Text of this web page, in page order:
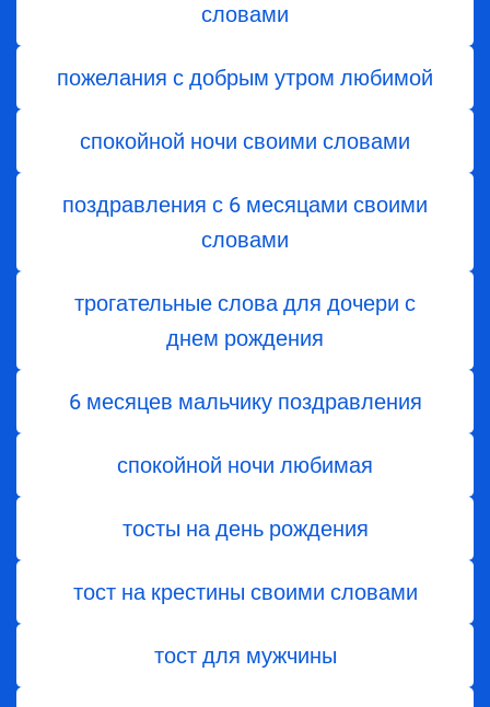
словами
пожелания с добрым утром любимой
спокойной ночи своими словами
поздравления с 6 месяцами своими
словами
трогательные слова для дочери с
днем ​​рождения
6 месяцев мальчику поздравления
спокойной ночи любимая
тосты на день рождения
тост на крестины своими словами
тост для мужчины